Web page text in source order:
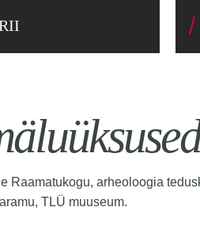
Raamatukogu, arheoloogia
TLÜ muuseum.